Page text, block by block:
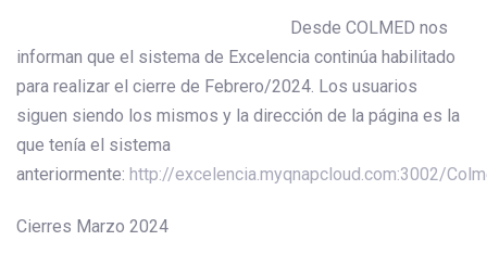
Desde COLMED nos
informan que el sistema de Excelencia continúa habilitado
para realizar el cierre de Febrero/2024. Los usuarios
siguen siendo los mismos y la dirección de la página es la
que tenía el sistema
anteriormente: http://excelencia.myqnapcloud.com:3002/
Cierres Marzo 2024